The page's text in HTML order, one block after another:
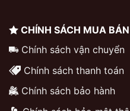
CHÍNH SÁCH MUA BÁN
Chính sách vận chuyển
Chính sách thanh toán
Chính sách bảo hành